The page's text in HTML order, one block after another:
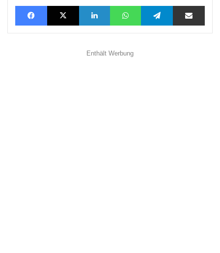
FacebookX LinkedInWhatsAppTelegramTeilen via E-Mail
Enthält Werbung